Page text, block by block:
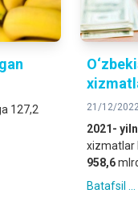
127,2
21/12/
2021-
xizmatlar
958,6
Batafsil ...